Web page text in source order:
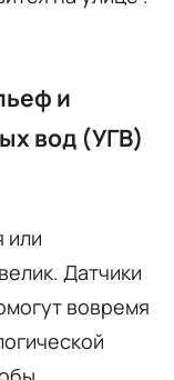
и
вод (УГВ)
или
Датчики
вовремя